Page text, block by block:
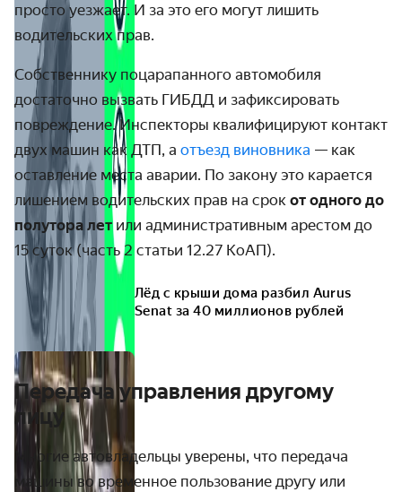
просто уезжает. И за это его могут лишить
водительских прав.
Собственнику поцарапанного автомобиля
достаточно вызвать ГИБДД и зафиксировать
повреждение. Инспекторы квалифицируют контакт
двух машин как ДТП, а отъезд виновника — как
оставление места аварии. По закону это карается
лишением водительских прав на срок от одного до
полутора летили административным арестом до
15 суток (часть 2 статьи 12.27 КоАП).
Лёд с крыши дома разбил Aurus
Senat за 40 миллионов рублей
Передача управления другому
лицу
Многие автовладельцы уверены, что передача
машины во временное пользование другу или